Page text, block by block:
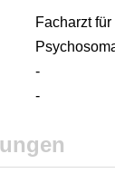
Facharzt
-
-